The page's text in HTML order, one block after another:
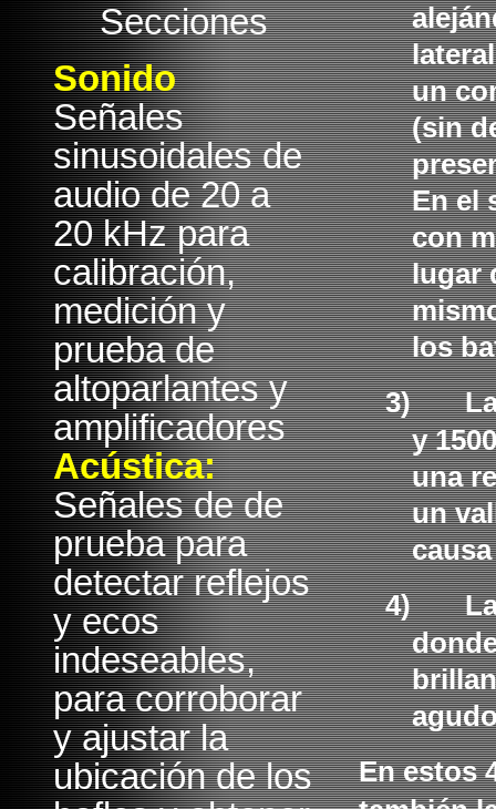
Secciones
Sonido
Señales
sinusoidales de
audio de 20 a
20 kHz para
calibración,
medición y
prueba de
altoparlantes y
amplificadores
Acústica:
Señales de de
prueba para
detectar reflejos
y ecos
indeseables,
para corroborar
y ajustar la
ubicación de los
un
(sin
En el
con
lugar
los
3)
y
una
un
4)
En estos